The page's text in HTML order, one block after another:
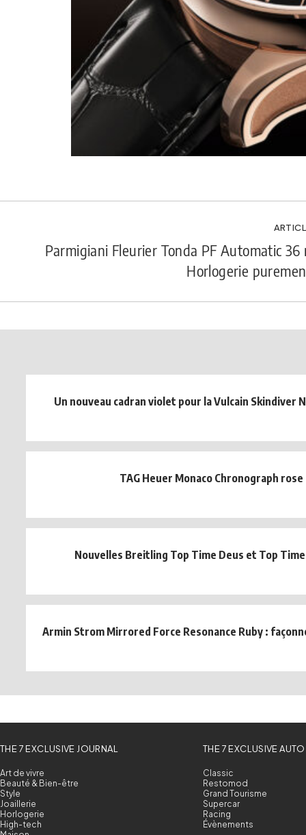
Parmigiani Fleurier Tonda PF Automatic
Horlogerie
Un nouveau cadran violet pour la Vulcain Skindiver
TAG Heuer Monaco Chronograph rose
Nouvelles Breitling Top Time Deus et Top
Armin Strom Mirrored Force Resonance Ruby :
THE 7 EXCLUSIVE JOURNAL
Art de vivre
Beauté & Bien-être
Style
Joaillerie
Horlogerie
High-tech
THE 7 EXCLUSIVE AUTO
Classic
Restomod
Grand Tourisme
Supercar
Racing
Évènements